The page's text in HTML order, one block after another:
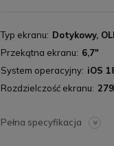
Typ ekranu
Dotykowy,
Przekątna ekranu
6,7"
System operacyjny iOS
Rozdzielczość ekranu
Pełna specyfikacja